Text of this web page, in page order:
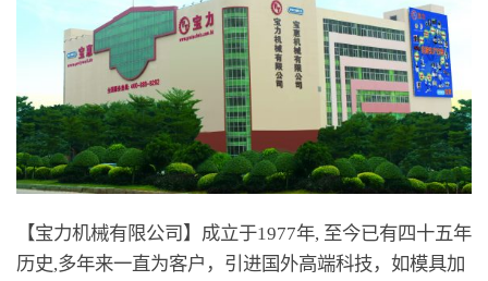
【宝力机械有限公司】成立于1977年, 至今已有四十五年
历史,多年来一直为客户，引进国外高端科技，如模具加